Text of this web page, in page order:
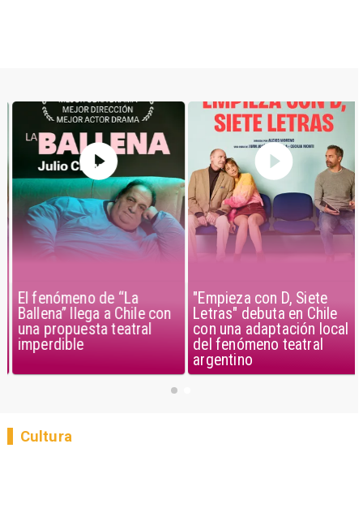
El fenómeno de “La
Ballena” llega a Chile con
una propuesta teatral
imperdible
"Empieza con D, Siete
Letras" debuta en Chile
con una adaptación local
del fenómeno teatral
argentino
Cultura